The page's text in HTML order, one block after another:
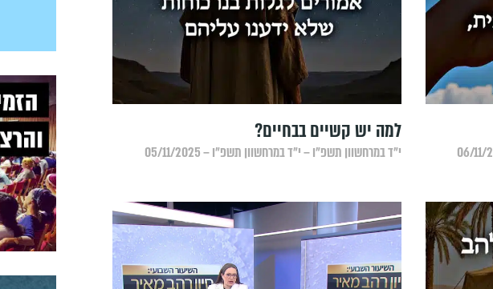
למה יש קשיים בבחיים?
י״ד במרחשוון תשפ״ו – י״ד במרחשוון תשפ״ו – 05/11/2025